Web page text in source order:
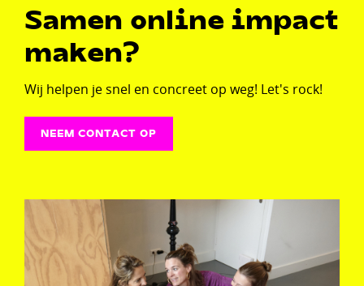
Samen online impact
maken?
Wij helpen je snel en concreet op weg! Let's rock!
NEEM CONTACT OP